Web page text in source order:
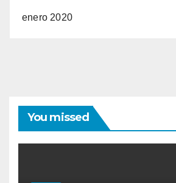
enero 2020
You missed